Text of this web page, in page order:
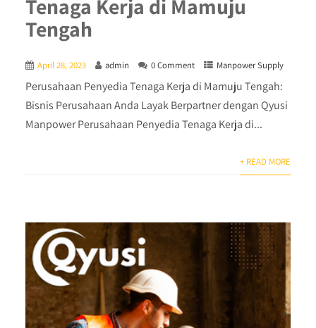
Tenaga Kerja di Mamuju
Tengah
April 28, 2023 admin 0 Comment Manpower Supply
Perusahaan Penyedia Tenaga Kerja di Mamuju Tengah:
Bisnis Perusahaan Anda Layak Berpartner dengan Qyusi
Manpower Perusahaan Penyedia Tenaga Kerja di...
+ READ MORE